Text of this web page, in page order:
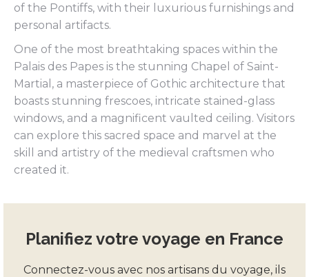
of the Pontiffs, with their luxurious furnishings and
personal artifacts.
One of the most breathtaking spaces within the
Palais des Papes is the stunning Chapel of Saint-
Martial, a masterpiece of Gothic architecture that
boasts stunning frescoes, intricate stained-glass
windows, and a magnificent vaulted ceiling. Visitors
can explore this sacred space and marvel at the
skill and artistry of the medieval craftsmen who
created it.
Planifiez votre voyage en France
Connectez-vous avec nos artisans du voyage, ils